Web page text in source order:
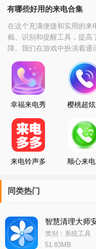
有哪些好用的来电合集
在这个充满便捷和实用的来
截、识别和提醒工具，提高
障。我们在游戏中扮演着通
和工具，进行号码拦截、
和安全。在这个合集中，
还学会了团队合作和分享
会了共同协作;我们在取得
幸福来电秀
樱桃超
来电铃声多 顺心来
同类热门
智慧清理大师
类别：系统工具
51.83MB